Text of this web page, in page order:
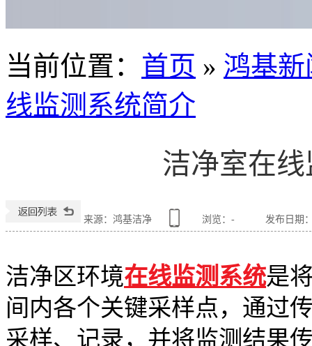
当前位置 ： 首页 » 鸿基
线监测系统简介
洁净室在
来源：鸿基洁净 浏览： - 发布日期
洁净区环境在线监测系统是
间内各个关键采样点，通过
采样、记录，并将监测结果